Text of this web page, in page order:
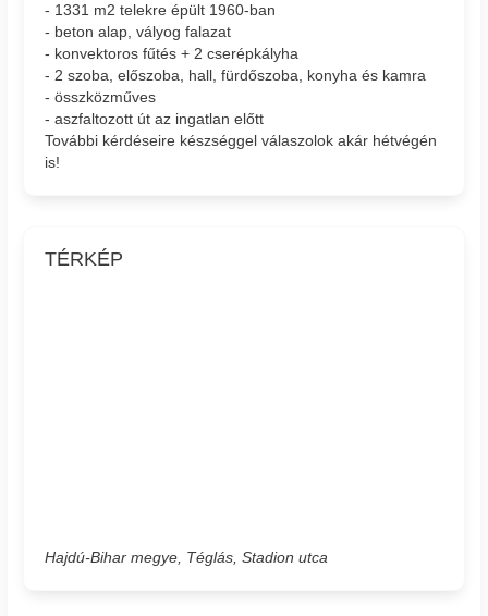
- 1331 m2 telekre épült 1960-ban
- beton alap, vályog falazat
- konvektoros fűtés + 2 cserépkályha
- 2 szoba, előszoba, hall, fürdőszoba, konyha és kamra
- összközműves
- aszfaltozott út az ingatlan előtt
További kérdéseire készséggel válaszolok akár hétvégén
is!
TÉRKÉP
Hajdú-Bihar megye, Téglás, Stadion utca